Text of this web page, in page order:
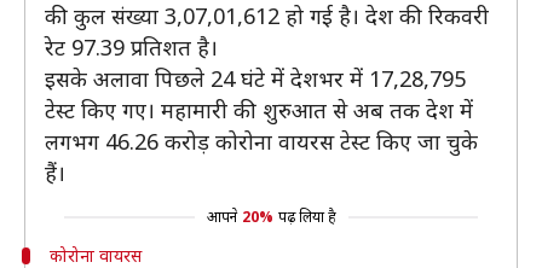
की कुल संख्या 3,07,01,612 हो गई है। देश की रिकवरी
रेट 97.39 प्रतिशत है।
इसके अलावा पिछले 24 घंटे में देशभर में 17,28,795
टेस्ट किए गए। महामारी की शुरुआत से अब तक देश में
लगभग 46.26 करोड़ कोरोना वायरस टेस्ट किए जा चुके
हैं।
आपने 20% पढ़ लिया है
कोरोना वायरस